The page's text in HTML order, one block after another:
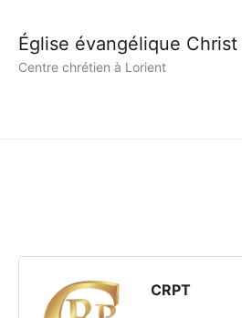
Église évangélique
Centre chrétien à Lorient
CRPT